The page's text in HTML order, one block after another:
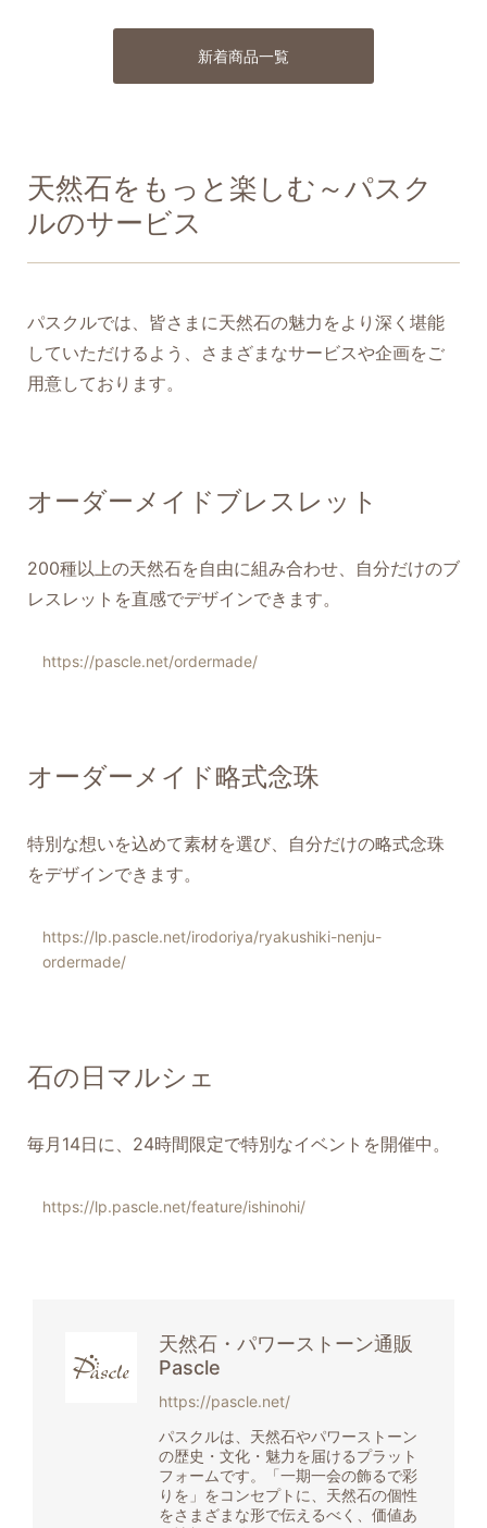
新着商品一覧
天然石をもっと楽しむ～パスク
ルのサービス
パスクルでは、皆さまに天然石の魅力をより深く堪能
していただけるよう、さまざまなサービスや企画をご
用意しております。
オーダーメイドブレスレット
200種以上の天然石を自由に組み合わせ、自分だけのブ
レスレットを直感でデザインできます。
https://pascle.net/ordermade/
オーダーメイド略式念珠
特別な想いを込めて素材を選び、自分だけの略式念珠
をデザインできます。
https://lp.pascle.net/irodoriya/ryakushiki-nenju-
ordermade/
石の日マルシェ
毎月14日に、24時間限定で特別なイベントを開催中。
https://lp.pascle.net/feature/ishinohi/
天然石・パワーストーン通販
Pascle
https://pascle.net/
パスクルは、天然石やパワーストーン
の歴史・文化・魅力を届けるプラット
フォームです。「一期一会の飾るで彩
りを」をコンセプトに、天然石の個性
をさまざまな形で伝えるべく、価値あ